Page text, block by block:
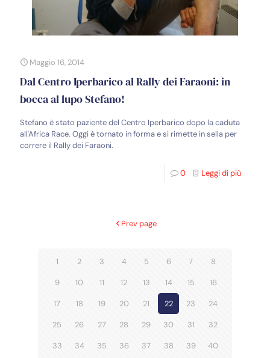
Maggio 16, 2014
Dal Centro Iperbarico al Rally dei Faraoni: in
bocca al lupo Stefano!
Stefano è stato paziente del Centro Iperbarico dopo la caduta
all'Africa Race. Oggi è tornato in forma e si rimette in sella per
correre il Rally dei Faraoni.
0 Leggi di più
Prev page
1 2 3 4 5 6 7 8
9 10 11 12 13 14 15 16
17 18 19 20 21 22 23 24
25 26 27 28 29 30 31 32
33 34 35 36 37 38 39 40